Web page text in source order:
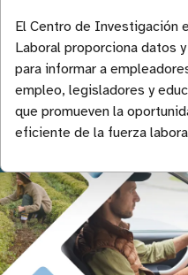
El Centro de Investigación
Laboral proporciona datos
para informar a
empleo, legisladores y
que promueven la
eficiente de la fuerza